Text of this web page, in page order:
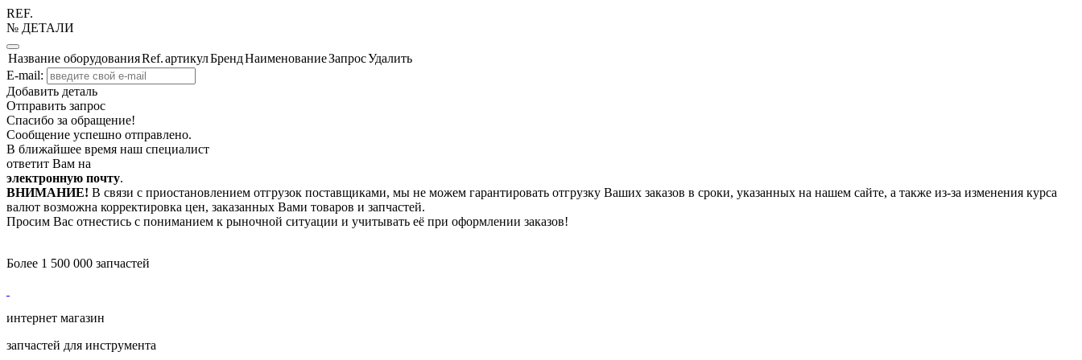
REF.
№ ДЕТАЛИ
Название оборудованияRef.артикулБрендНаименованиеЗапросУдалить
E-mail:
Добавить деталь
Отправить запрос
Спасибо за обращение!
Сообщение успешно отправлено.
В ближайшее время наш специалист
ответит Вам на
электронную почту.
ВНИМАНИЕ! В связи с приостановлением отгрузок поставщиками, мы не можем гарантировать отгрузку Ваших заказов в сроки, указанных на нашем сайте, а также из-за изменения курса
валют возможна корректировка цен, заказанных Вами товаров и запчастей.
Просим Вас отнестись с пониманием к рыночной ситуации и учитывать её при оформлении заказов!
Более 1 500 000 запчастей
интернет магазин
запчастей для инструмента